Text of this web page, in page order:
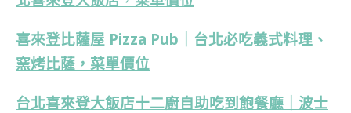
喜來登比薩屋 Pizza Pub｜台北必吃義式料理、
窯烤比薩，菜單價位
台北喜來登大飯店十二廚自助吃到飽餐廳｜波士